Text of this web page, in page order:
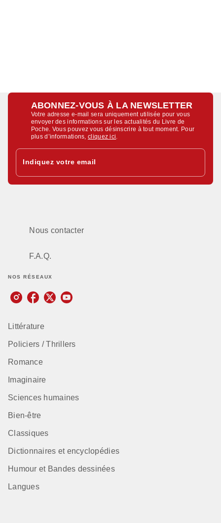
ABONNEZ-VOUS À LA NEWSLETTER
Votre adresse e-mail sera uniquement utilisée pour vous
envoyer des informations sur les actualités du Livre de
Poche. Vous pouvez vous désinscrire à tout moment. Pour
plus d’informations,cliquez ici
Indiquez votre email
Nous contacter
F.A.Q.
NOS RÉSEAUX
Littérature
Policiers / Thrillers
Romance
Imaginaire
Sciences humaines
Bien-être
Classiques
Dictionnaires et encyclopédies
Humour et Bandes dessinées
Langues